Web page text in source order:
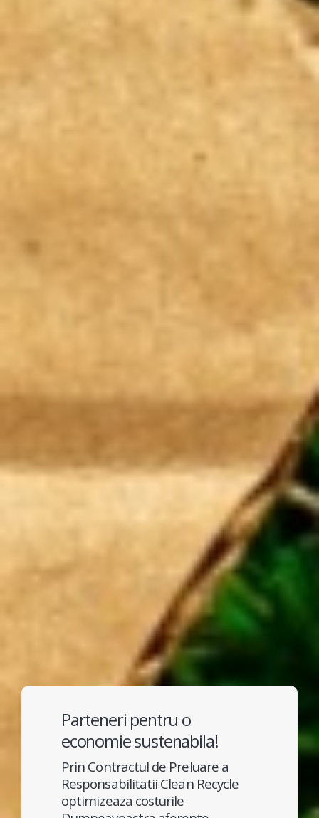
Parteneri pentru o
economie sustenabila!
Prin Contractul de Preluare a
Responsabilitatii Clean Recycle
optimizeaza costurile